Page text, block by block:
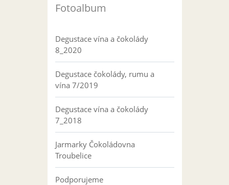
Fotoalbum
Degustace vína a čokolády
8_2020
Degustace čokolády, rumu a
vína 7/2019
Degustace vína a čokolády
7_2018
Jarmarky Čokoládovna
Troubelice
Podporujeme